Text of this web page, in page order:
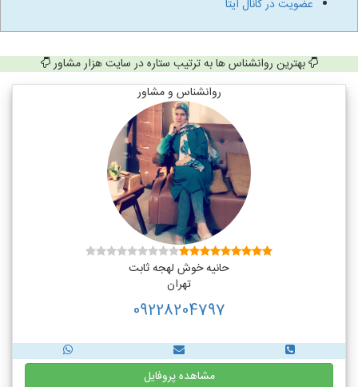
عضویت در کانال ایتا
بهترین روانشناس ها به ترتیب ستاره در سایت هزار مشاور
روانشناس و مشاور
حانیه خوش لهجه ثابت
تهران
09228204797
مشاهده پروفایل